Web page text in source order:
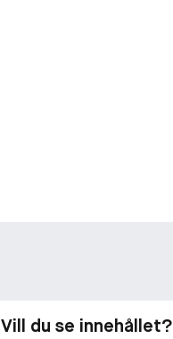
Vill du se innehållet?